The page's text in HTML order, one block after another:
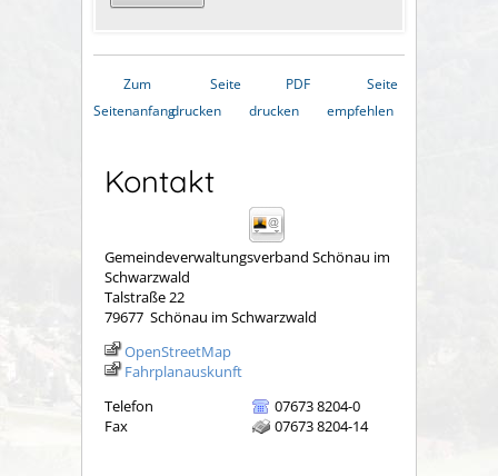
Zum
Seitenanfang
Seite
drucken
PDF
drucken
Seite
empfehlen
Kontakt
Gemeindeverwaltungsverband Schönau im
Schwarzwald
Talstraße 22
79677 Schönau im Schwarzwald
OpenStreetMap
Fahrplanauskunft
Telefon
07673 8204-0
Fax
07673 8204-14